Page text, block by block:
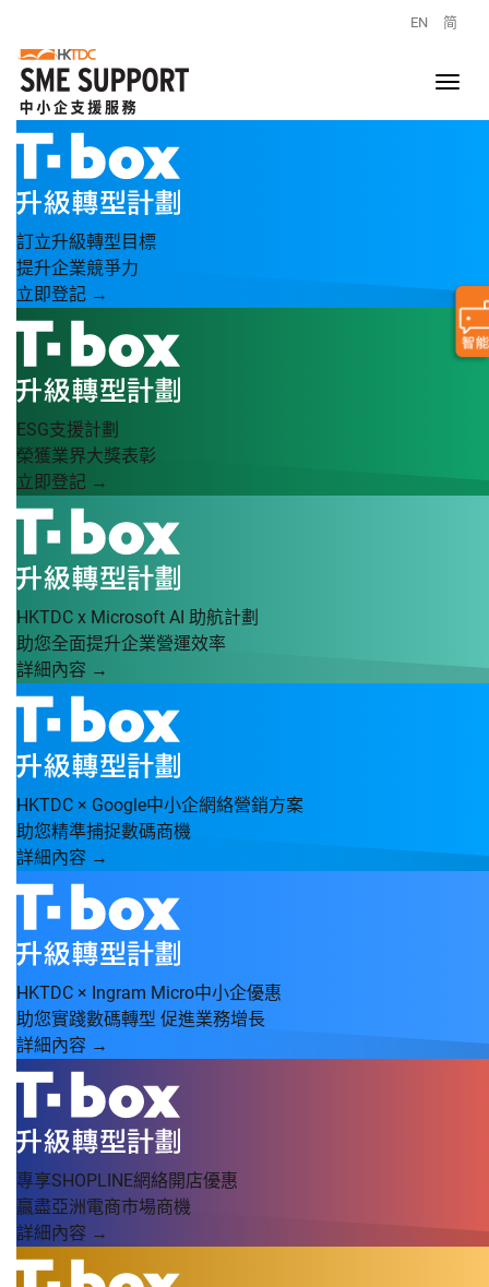
EN 简
訂立升級轉型目標
提升企業競爭力
立即登記 →
ESG支援計劃
榮獲業界大獎表彰
立即登記 →
HKTDC x Microsoft AI 助航計劃
助您全面提升企業營運效率
詳細內容 →
HKTDC × Google中小企網絡營銷方案
助您精準捕捉數碼商機
詳細內容 →
HKTDC × Ingram Micro中小企優惠
助您實踐數碼轉型 促進業務增長
詳細內容 →
專享SHOPLINE網絡開店優惠
贏盡亞洲電商市場商機
詳細內容 →